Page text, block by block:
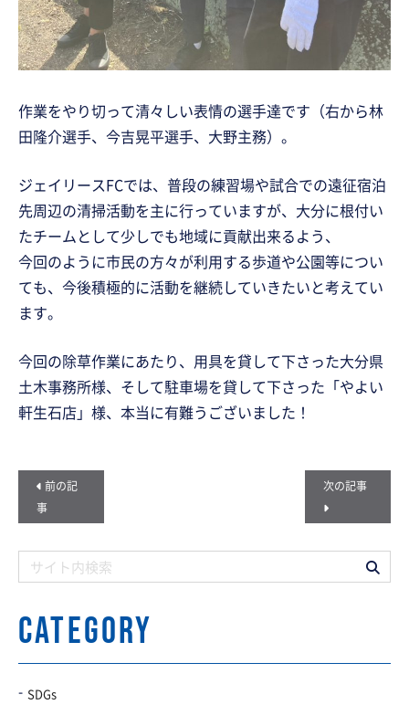
作業をやり切って清々しい表情の選手達です（右から林
田隆介選手、今吉晃平選手、大野主務）。
ジェイリースFCでは、普段の練習場や試合での遠征宿泊
先周辺の清掃活動を主に行っていますが、大分に根付い
たチームとして少しでも地域に貢献出来るよう、
今回のように市民の方々が利用する歩道や公園等につい
ても、今後積極的に活動を継続していきたいと考えてい
ます。
今回の除草作業にあたり、用具を貸して下さった大分県
土木事務所様、そして駐車場を貸して下さった「やよい
軒生石店」様、本当に有難うございました！
前の記
事
次の記事
CATEGORY
SDGs